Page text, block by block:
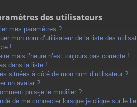
des utilisateurs
mes paramètres ?
mon nom d’utilisateur de la liste des
!
mais l’heure n’est toujours pas correcte !
dans la liste !
situées à côté de mon nom d’utilisateur ?
un avatar ?
puis-je le modifier ?
de me connecter lorsque je clique sur le